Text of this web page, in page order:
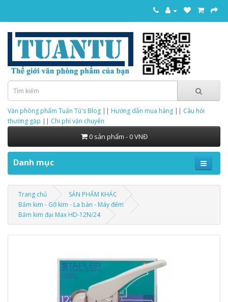
Văn phòng phẩm Tuấn Tú's Blog || Hướng dẫn mua hàng || Câu hỏi
thường gặp || Chi phí vận chuyển
0 sản phẩm - 0 VNĐ
Danh mục
Trang chủ
SẢN PHẨM KHÁC
Bấm kim - Gỡ kim - La bàn - Máy đếm
Bấm kim đại Max HD-12N/24